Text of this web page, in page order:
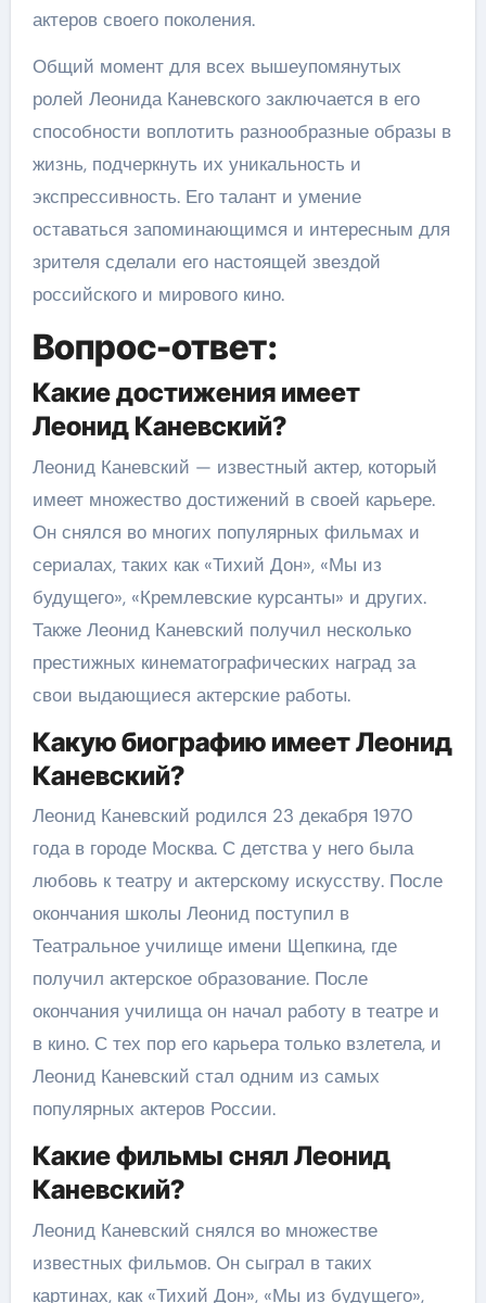
актеров своего поколения.
Общий момент для всех вышеупомянутых
ролей Леонида Каневского заключается в его
способности воплотить разнообразные образы в
жизнь, подчеркнуть их уникальность и
экспрессивность. Его талант и умение
оставаться запоминающимся и интересным для
зрителя сделали его настоящей звездой
российского и мирового кино.
Вопрос-ответ:
Какие достижения имеет
Леонид Каневский?
Леонид Каневский — известный актер, который
имеет множество достижений в своей карьере.
Он снялся во многих популярных фильмах и
сериалах, таких как «Тихий Дон», «Мы из
будущего», «Кремлевские курсанты» и других.
Также Леонид Каневский получил несколько
престижных кинематографических наград за
свои выдающиеся актерские работы.
Какую биографию имеет Леонид
Каневский?
Леонид Каневский родился 23 декабря 1970
года в городе Москва. С детства у него была
любовь к театру и актерскому искусству. После
окончания школы Леонид поступил в
Театральное училище имени Щепкина, где
получил актерское образование. После
окончания училища он начал работу в театре и
в кино. С тех пор его карьера только взлетела, и
Леонид Каневский стал одним из самых
популярных актеров России.
Какие фильмы снял Леонид
Каневский?
Леонид Каневский снялся во множестве
известных фильмов. Он сыграл в таких
картинах, как «Тихий Дон», «Мы из будущего»,